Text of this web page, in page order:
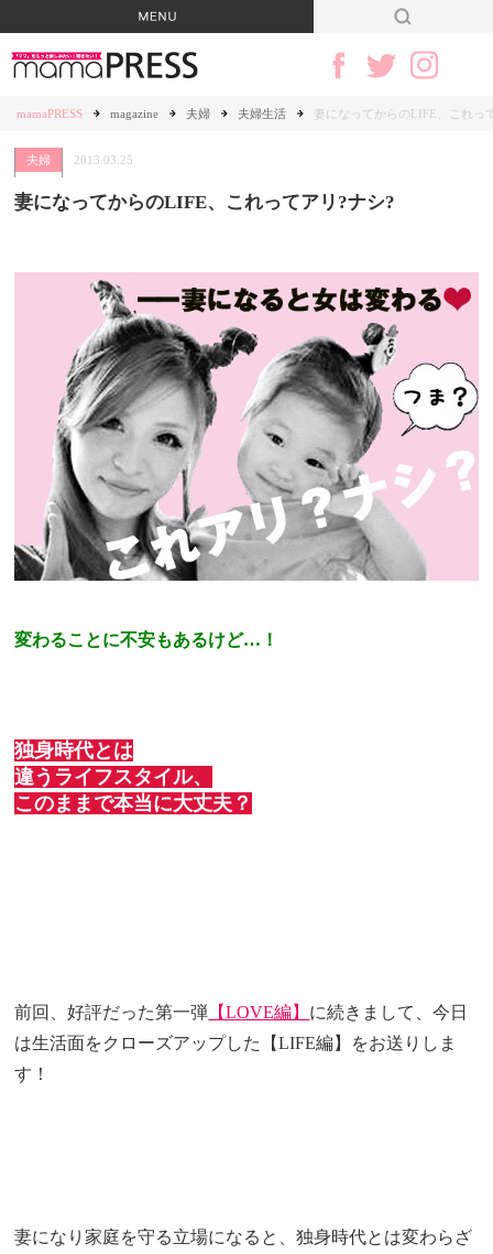
mamaPRESS magazine 夫婦 夫婦生活 妻になってからのLIFE、これっ
夫婦 2013.03.25
妻になってからのLIFE、これってアリ?ナシ?
変わることに不安もあるけど…！
独身時代とは
違うライフスタイル、
このままで本当に大丈夫？
前回、好評だった第一弾 【LOVE編】 に続きまして、今日
は生活面をクローズアップした【LIFE編】をお送りしま
す！
妻になり家庭を守る立場になると、独身時代とは変わらざ